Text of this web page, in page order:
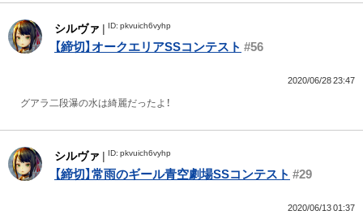
シルヴァ | ID: pkvuich6vyhp
【締切】オークエリアSSコンテスト #56
2020/06/28 23:47
グアラ二段瀑の水は綺麗だったよ！
シルヴァ | ID: pkvuich6vyhp
【締切】常雨のギール青空劇場SSコンテスト #29
2020/06/13 01:37